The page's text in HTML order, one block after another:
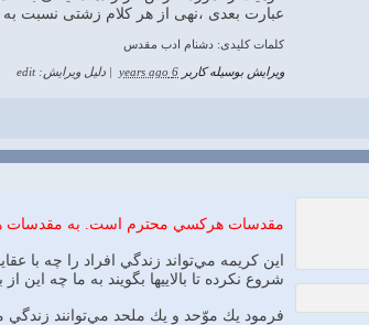
عبارت بعدی ،نهی از هر کلام زشتی نسبت
کلمات کلیدی: دشنام ادب مقدس
ویرایش بوسیله کاربر 6 years ago دلیل ویرایش: edit
مقدسات هركسي محترم است. به مقدسات
اين كريمه مي‌تواند زندگي افراد را چه با
شروع نكرده تا بالاييها بگويند به ما چه اين
فرمود يك موّحد و يك ملحد مي‌توانند زندگي